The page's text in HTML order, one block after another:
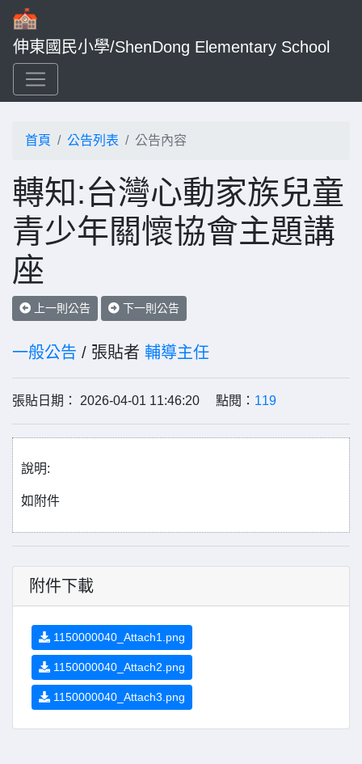
伸東國民小學/ShenDong Elementary School
首頁 公告列表 公告內容
轉知:台灣心動家族兒童
青少年關懷協會主題講
座
上一則公告 下一則公告
一般公告 / 張貼者 輔導主任
張貼日期： 2026-04-01 11:46:20 點閱： 119
說明:
如附件
附件下載
1150000040_Attach1.png
1150000040_Attach2.png
1150000040_Attach3.png